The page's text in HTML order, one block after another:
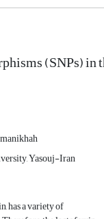
(SNPs)
Yasouj-Iran
has a variety of